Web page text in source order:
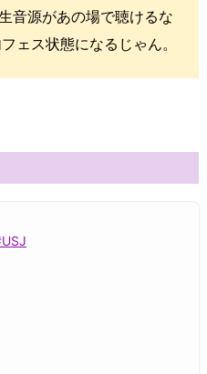
音源があの場で聴けるな
ェス状態になるじゃん。